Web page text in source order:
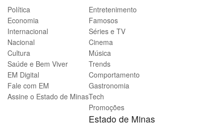
Política
Economia
Internacional
Nacional
Cultura
Saúde e Bem Viver
EM Digital
Fale com EM
Assine o Estado de Minas
Entretenimento
Famosos
Séries e TV
Cinema
Música
Trends
Comportamento
Gastronomia
Tech
Promoções
Estado de Minas